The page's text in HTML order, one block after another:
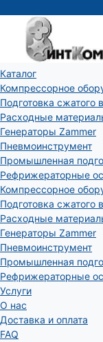
Каталог
Компрессорное
Подготовка сжатого
Расходные
Генераторы Zammer
Пневмоинструмент
Промышленная
Рефрижераторные
Компрессорное
Подготовка сжатого
Расходные
Генераторы Zammer
Пневмоинструмент
Промышленная
Рефрижераторные
Услуги
О нас
Доставка и оплата
FAQ